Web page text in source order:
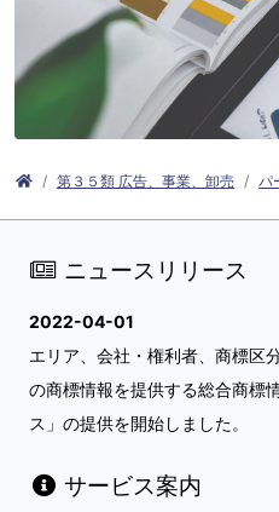
第３５類 広告、事業、卸売 パ
ニュースリリース
2022-04-01
エリア、会社・権利者、商標区
の商標情報を提供する総合商標
ス」の提供を開始しました。
サービス案内